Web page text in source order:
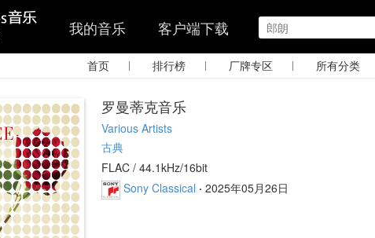
我的音乐 客户端下载
首页 | 排行榜 | 厂牌专区 | 所有分类
罗曼蒂克音乐
Various Artists
古典
FLAC / 44.1kHz/16bit
Sony Classical · 2025年05月26日